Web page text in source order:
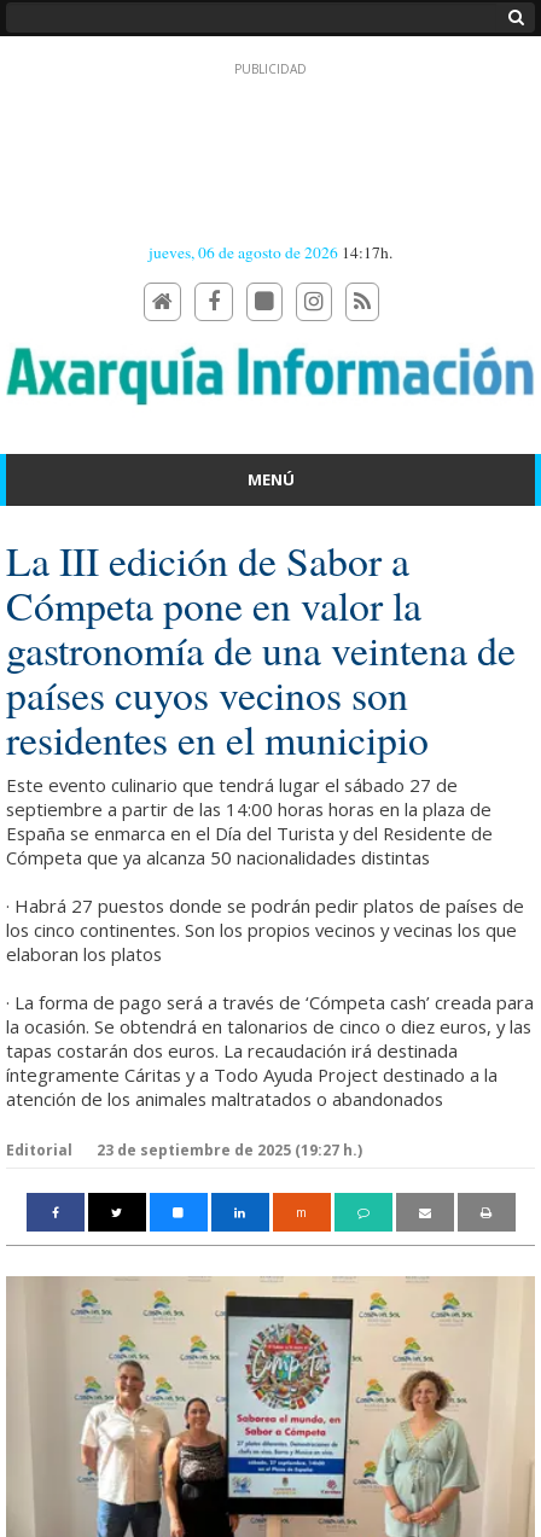
jueves, 06 de agosto de 2026 14:17h.
MENÚ
La III edición de Sabor a
Cómpeta pone en valor la
gastronomía de una veintena de
países cuyos vecinos son
residentes en el municipio
Este evento culinario que tendrá lugar el sábado 27 de
septiembre a partir de las 14:00 horas horas en la plaza de
España se enmarca en el Día del Turista y del Residente de
Cómpeta que ya alcanza 50 nacionalidades distintas
· Habrá 27 puestos donde se podrán pedir platos de países de
los cinco continentes. Son los propios vecinos y vecinas los que
elaboran los platos
· La forma de pago será a través de ‘Cómpeta cash’ creada para
la ocasión. Se obtendrá en talonarios de cinco o diez euros, y las
tapas costarán dos euros. La recaudación irá destinada
íntegramente Cáritas y a Todo Ayuda Project destinado a la
atención de los animales maltratados o abandonados
Editorial 23 de septiembre de 2025 (19:27 h.)
m